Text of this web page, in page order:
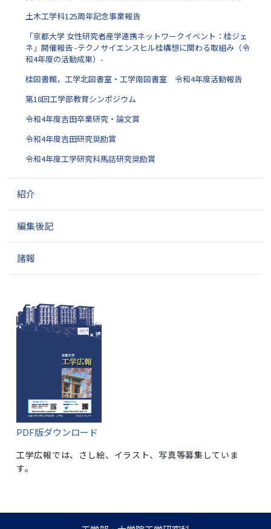
土木工学科125周年記念事業報告
「京都大学 女性研究者産学連携ネットワークイベント：桂ジェ
ネ」開催報告 -テクノサイエンスヒル桂構想に関わる取組み（令
和4年度の活動成果）-
桂図書館，工学北図書室・工学南図書室 令和4年度活動報告
第18回工学部教育シンポジウム
令和4年度吉田卒業研究・論文賞
令和4年度吉田研究奨励賞
令和4年度工学研究科馬詰研究奨励賞
紹介
編集後記
諸報
PDF版ダウンロード
工学広報では、さし絵、イラスト、写真等募集していま
す。